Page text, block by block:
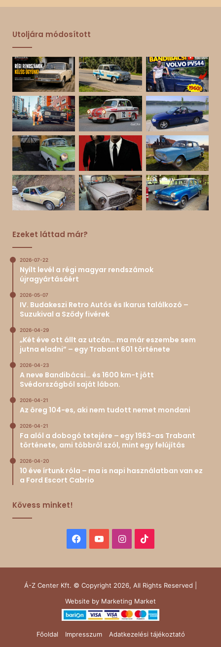
Utoljára módosított
Ezeket láttad már?
2026-07-22
Nyílt levél a régi magyar rendszámok
újragyártásáért
2026-05-07
IV. Budakeszi Retro Autós és Ikarus találkozó –
Suzukival a Sződy fivérek
2026-04-29
„Két éve ott állt az utcán… ma már eszembe sem
jutna eladni” – egy Trabant 601 története
2026-04-23
A neve Bandibácsi… és 1600 km-t jött
Svédországból saját lábon.
2026-04-21
Az öreg 104-es, aki nem tudott nemet mondani
2026-04-21
Fa alól a dobogó tetejére – egy 1963-as Trabant
története, ami többről szól, mint egy felújítás
2026-04-20
10 éve írtunk róla – ma is napi használatban van ez
a Ford Escort Cabrio
Kövess minket!
Facebook
YouTubeInstagram
Á-Z Center Kft. © Copyright 2026, All Rights Reserved |
Website by Marketing Market
Főoldal Impresszum Adatkezelési tájékoztató